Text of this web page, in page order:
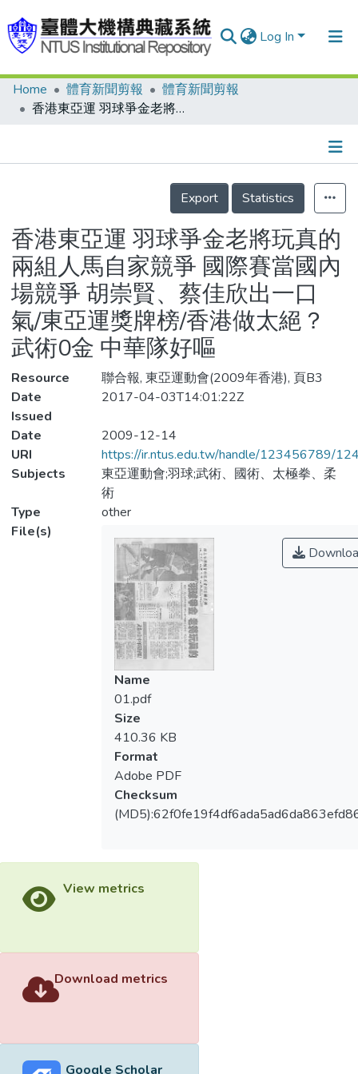
Log In
Communities & Collections
Statistics
Home 體育新聞剪報
體育新聞剪報
香港東亞運 羽球爭金老將玩真的 兩組人馬自家競爭 國際賽當國內場競爭 胡崇賢、蔡佳欣出一口氣/東亞運獎牌榜/香港做太絕？武術0金 中華隊好嘔
Details
Export
Statistics
香港東亞運 羽球爭金老將玩真的
兩組人馬自家競爭 國際賽當國內
場競爭 胡崇賢、蔡佳欣出一口
氣/東亞運獎牌榜/香港做太絕？
武術0金 中華隊好嘔
Resource
聯合報, 東亞運動會(2009年香港), 頁B3
Date
Issued
2017-04-03T14:01:22Z
Date
2009-12-14
URI
https://ir.ntus.edu.tw/handle/123456789/
Subjects
東亞運動會;羽球;武術、國術、太極拳、柔
術
Type
other
File(s)
Name
01.pdf
Size
410.36 KB
Format
Adobe PDF
Checksum
View metrics
Download metrics
Google Scholar